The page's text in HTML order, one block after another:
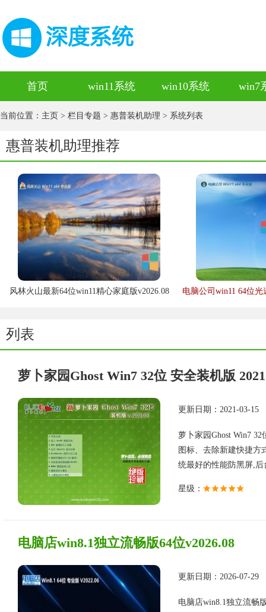
首页 win11系统 win10系统 win7
当前位置： 主页 > 栏目专题 > 惠普装机助理 > 系统列表
惠普装机助理推荐
风林火山最新64位win11精心家庭版v2026.08 电脑公司win11 64位
列表
萝卜家园Ghost Win7 32位 安全装机版
更新日期：2021-03-15
萝卜家园Ghost Win7
图标、去除新建快捷方
统最好的性能防黑屏,后
星级：
电脑店win8.1独立流畅版64位v2026.08
更新日期：2026-07-29
电脑店win8.1独立流畅